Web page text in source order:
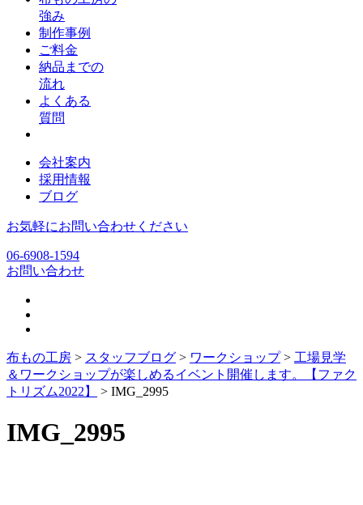
強み
制作事例
ご料金
納品までの
流れ
よくある
質問
会社案内
採用情報
ブログ
お気軽にお問い合わせください
06-6908-1594
お問い合わせ
布もの工房 > スタッフブログ > ワークショップ> 工場見学
＆ワークショップが楽しめるイベント開催します。【ファク
トリズム2022】
> IMG_2995
IMG_2995